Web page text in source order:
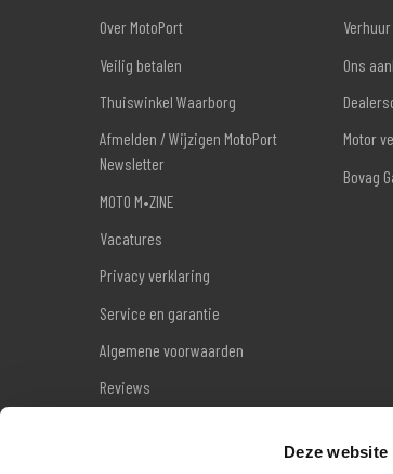
Deze
Over MotoPort
Veilig betalen
Thuiswinkel Waarborg
Afmelden / Wijzigen MotoPort
Newsletter
MOTO M•ZINE
Vacatures
Privacy verklaring
Service en garantie
Algemene voorwaarden
Reviews
Verhuur
Ons
Motor
Bovag